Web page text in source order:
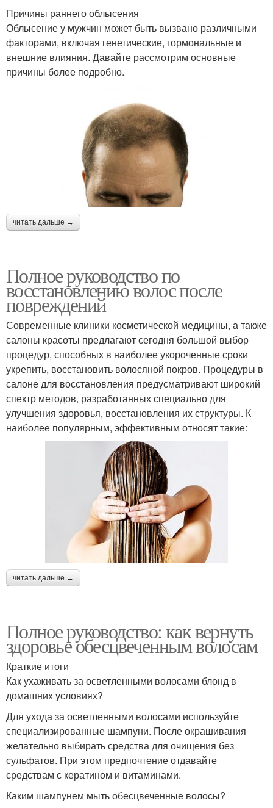
Причины раннего облысения
Облысение у мужчин может быть вызвано различными
факторами, включая генетические, гормональные и
внешние влияния. Давайте рассмотрим основные
причины более подробно.
читать дальше →
Полное руководство по
восстановлению волос после
повреждений
Современные клиники косметической медицины, а также
салоны красоты предлагают сегодня большой выбор
процедур, способных в наиболее укороченные сроки
укрепить, восстановить волосяной покров. Процедуры в
салоне для восстановления предусматривают широкий
спектр методов, разработанных специально для
улучшения здоровья, восстановления их структуры. К
наиболее популярным, эффективным относят такие:
читать дальше →
Полное руководство: как вернуть
здоровье обесцвеченным волосам
Краткие итоги
Как ухаживать за осветленными волосами блонд в
домашних условиях?
Для ухода за осветленными волосами используйте
специализированные шампуни. После окрашивания
желательно выбирать средства для очищения без
сульфатов. При этом предпочтение отдавайте
средствам с кератином и витаминами.
Каким шампунем мыть обесцвеченные волосы?